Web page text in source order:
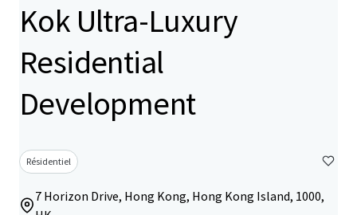
Kok Ultra-Luxury
Residential
Development
Résidentiel
7 Horizon Drive, Hong Kong, Hong Kong Island, 1000,